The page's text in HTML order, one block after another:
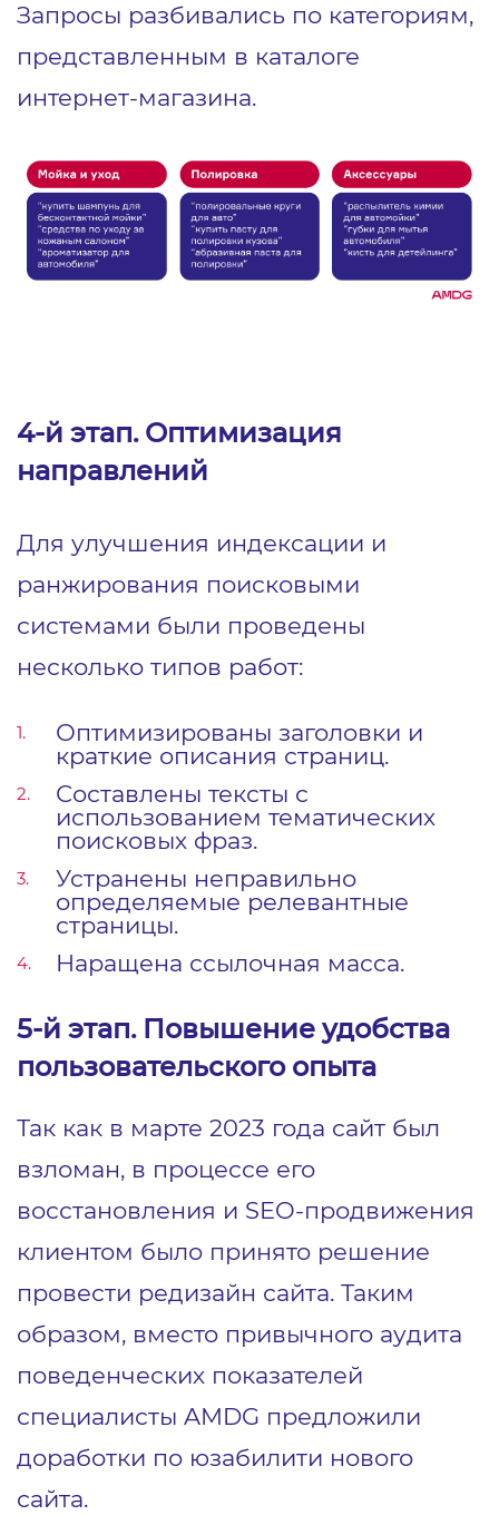
Запросы разбивались по категориям,
представленным в каталоге
интернет-магазина.
4-й этап. Оптимизация
направлений
Для улучшения индексации и
ранжирования поисковыми
системами были проведены
несколько типов работ:
Оптимизированы заголовки и
краткие описания страниц.
Составлены тексты с
использованием тематических
поисковых фраз.
Устранены неправильно
определяемые релевантные
страницы.
Наращена ссылочная масса.
5-й этап. Повышение удобства
пользовательского опыта
Так как в марте 2023 года сайт был
взломан, в процессе его
восстановления и SEO-продвижения
клиентом было принято решение
провести редизайн сайта. Таким
образом, вместо привычного аудита
поведенческих показателей
специалисты AMDG предложили
доработки по юзабилити нового
сайта.